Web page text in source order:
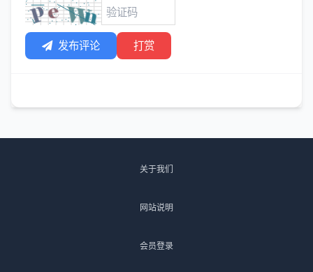
发布评论 打赏
关于我们
网站说明
会员登录